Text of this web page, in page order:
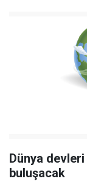
Dünya devleri
buluşacak